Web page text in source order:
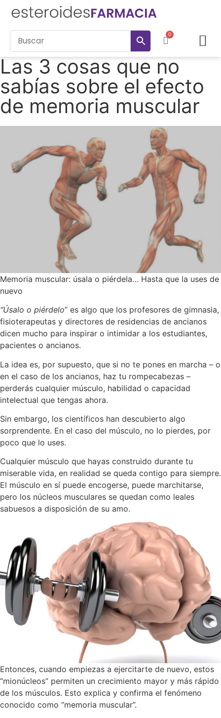
0
Las 3 cosas que no
sabías sobre el efecto
de memoria muscular
Memoria muscular: úsala o piérdela… Hasta que la uses de
nuevo
“Úsalo o piérdelo” es algo que los profesores de gimnasia,
fisioterapeutas y directores de residencias de ancianos
dicen mucho para inspirar o intimidar a los estudiantes,
pacientes o ancianos.
La idea es, por supuesto, que si no te pones en marcha – o
en el caso de los ancianos, haz tu rompecabezas –
perderás cualquier músculo, habilidad o capacidad
intelectual que tengas ahora.
Sin embargo, los científicos han descubierto algo
sorprendente. En el caso del músculo, no lo pierdes, por
poco que lo uses.
Cualquier músculo que hayas construido durante tu
miserable vida, en realidad se queda contigo para siempre.
El músculo en sí puede encogerse, puede marchitarse,
pero los núcleos musculares se quedan como leales
sabuesos a disposición de su amo.
Entonces, cuando empiezas a ejercitarte de nuevo, estos
“mionúcleos” permiten un crecimiento mayor y más rápido
de los músculos. Esto explica y confirma el fenómeno
conocido como “memoria muscular”.